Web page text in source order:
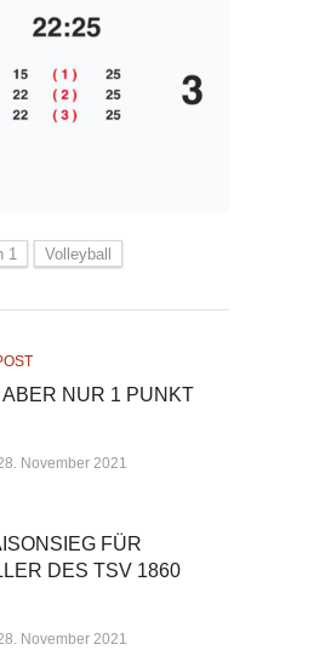
1 Volleyball
ABER NUR 1 PUNKT
November 2021
FÜR
DES TSV 1860
November 2021